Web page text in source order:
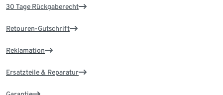
30 Tage Rückgaberecht
Retouren-Gutschrift
Reklamation
Ersatzteile & Reparatur